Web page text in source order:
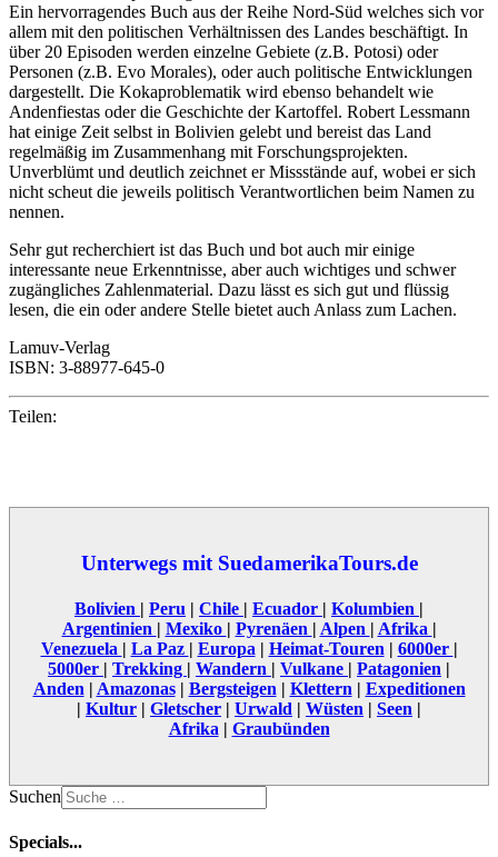
Ein hervorragendes Buch aus der Reihe Nord-Süd welches sich vor
allem mit den politischen Verhältnissen des Landes beschäftigt. In
über 20 Episoden werden einzelne Gebiete (z.B. Potosi) oder
Personen (z.B. Evo Morales), oder auch politische Entwicklungen
dargestellt. Die Kokaproblematik wird ebenso behandelt wie
Andenfiestas oder die Geschichte der Kartoffel. Robert Lessmann
hat einige Zeit selbst in Bolivien gelebt und bereist das Land
regelmäßig im Zusammenhang mit Forschungsprojekten.
Unverblümt und deutlich zeichnet er Missstände auf, wobei er sich
nicht scheut die jeweils politisch Verantwortlichen beim Namen zu
nennen.
Sehr gut recherchiert ist das Buch und bot auch mir einige
interessante neue Erkenntnisse, aber auch wichtiges und schwer
zugängliches Zahlenmaterial. Dazu lässt es sich gut und flüssig
lesen, die ein oder andere Stelle bietet auch Anlass zum Lachen.
Lamuv-Verlag
ISBN: 3-88977-645-0
Teilen:
Unterwegs mit SuedamerikaTours.de
Bolivien | Peru | Chile | Ecuador | Kolumbien |
Argentinien | Mexiko | Pyrenäen | Alpen | Afrika |
Venezuela | La Paz | Europa | Heimat-Touren | 6000er |
5000er | Trekking | Wandern | Vulkane | Patagonien |
Anden | Amazonas| Bergsteigen | Klettern | Expeditionen
| Kultur | Gletscher | Urwald | Wüsten | Seen |
Afrika | Graubünden
Suchen
Specials...